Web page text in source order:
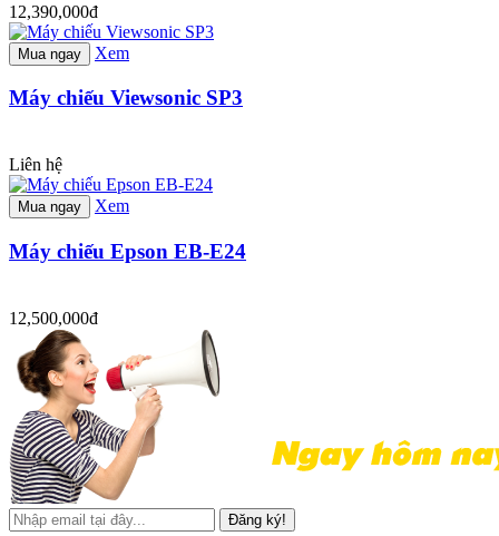
12,390,000đ
Mua ngay Xem
Máy chiếu Viewsonic SP3
Liên hệ
Mua ngay Xem
Máy chiếu Epson EB-E24
12,500,000đ
Đăng ký!